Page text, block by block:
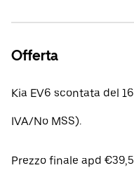
Offerta
Kia EV6 scontata del
IVA/No MSS).
Prezzo finale apd